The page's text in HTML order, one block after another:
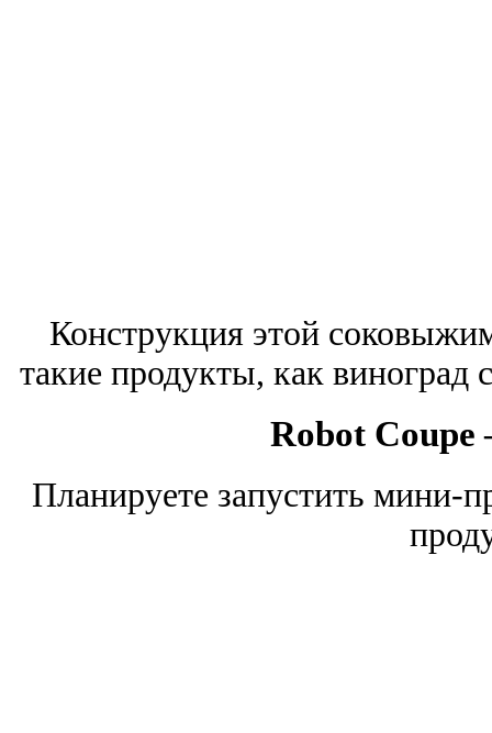
Конструкция этой
такие продукты, как виноград
Robot
Планируете запустить мини-